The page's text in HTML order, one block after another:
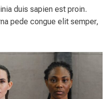
duis sapien est proin.
pede congue elit semper,